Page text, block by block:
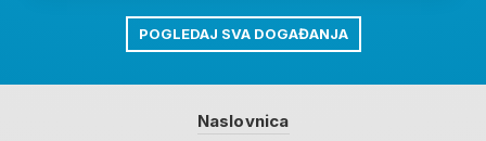
POGLEDAJ SVA DOGAĐANJA
Naslovnica